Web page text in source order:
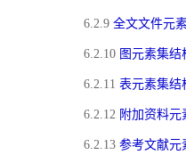
6.2.9 全文文件元
6.2.10 图元素集结
6.2.11 表元素集结
6.2.12 附加资料元
6.2.13 参考文献元